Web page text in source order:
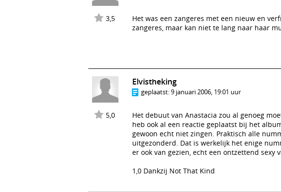
3,5
Het was een zangeres met een nieuw en
zangeres, maar kan niet te lang naar haar
5,0
Elvistheking
geplaatst:9 januari 2006, 19:01 uur
Het debuut van Anastacia zou al genoeg
heb ook al een reactie geplaatst bij het
gewoon echt niet zingen. Praktisch alle
uitgezonderd. Dat is werkelijk het enige
er ook van gezien, echt een ontzettend
1,0 Dankzij Not That Kind